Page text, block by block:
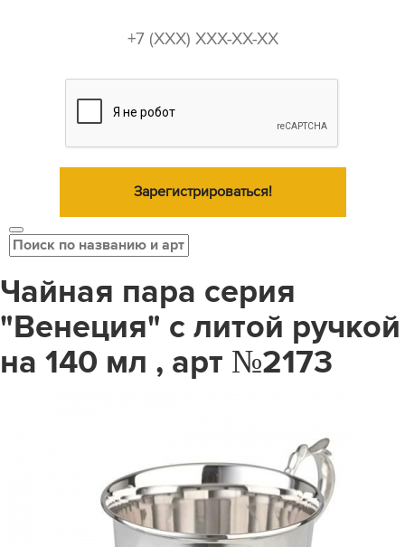
Зарегистрироваться!
Чайная пара серия
"Венеция" с литой ручкой
на 140 мл , арт №2173